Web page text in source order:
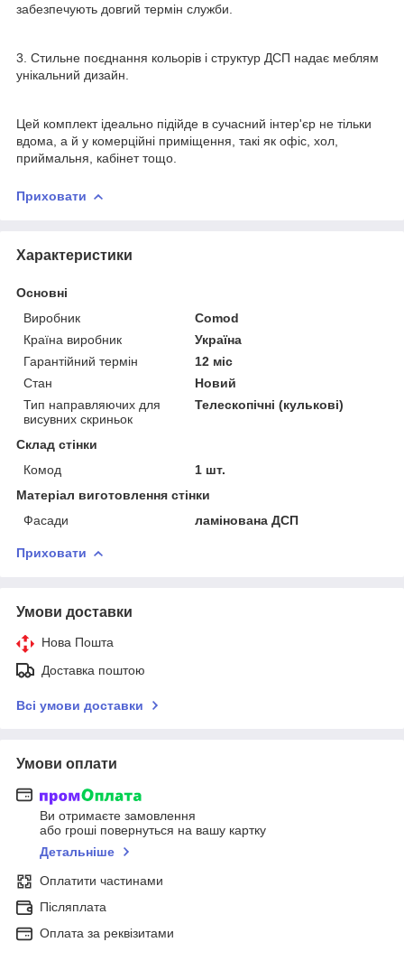
забезпечують довгий термін служби.
3. Стильне поєднання кольорів і структур ДСП надає меблям
унікальний дизайн.
Цей комплект ідеально підійде в сучасний інтер'єр не тільки
вдома, а й у комерційні приміщення, такі як офіс, хол,
приймальня, кабінет тощо.
Приховати
Характеристики
Основні
Виробник
Comod
Країна виробник
Україна
Гарантійний термін
12 міс
Стан
Новий
Тип направляючих для
висувних скриньок
Телескопічні (кулькові)
Склад стінки
Комод
1 шт.
Матеріал виготовлення стінки
Фасади
ламінована ДСП
Приховати
Умови доставки
Нова Пошта
Доставка поштою
Всі умови доставки
Умови оплати
Ви отримаєте замовлення
або гроші повернуться на вашу картку
Детальніше
Оплатити частинами
Післяплата
Оплата за реквізитами